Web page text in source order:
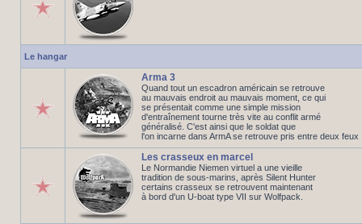
Le hangar
Arma 3
Quand tout un escadron américain se retrouve
au mauvais endroit au mauvais moment, ce qui
se présentait comme une simple mission
d'entraînement tourne très vite au conflit armé
généralisé. C'est ainsi que le soldat que
l'on incarne dans ArmA se retrouve pris entre deux feux
Les crasseux en marcel
Le Normandie Niemen virtuel a une vieille
tradition de sous-marins, après Silent Hunter
certains crasseux se retrouvent maintenant
à bord d'un U-boat type VII sur Wolfpack.